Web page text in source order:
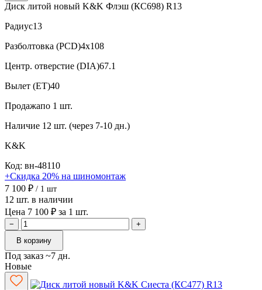
Диск литой новый K&K Флэш (КС698) R13
Радиус13
Разболтовка (PCD)4x108
Центр. отверстие (DIA)67.1
Вылет (ET)40
Продажапо 1 шт.
Наличие 12 шт. (через 7-10 дн.)
K&K
Код: вн-48110
+Скидка 20% на шиномонтаж
7 100 ₽ / 1 шт
12 шт. в наличии
Цена 7 100 ₽ за 1 шт.
−
+
В корзину
Под заказ ~7 дн.
Новые